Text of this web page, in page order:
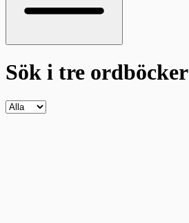
Sök i tre ordböcker